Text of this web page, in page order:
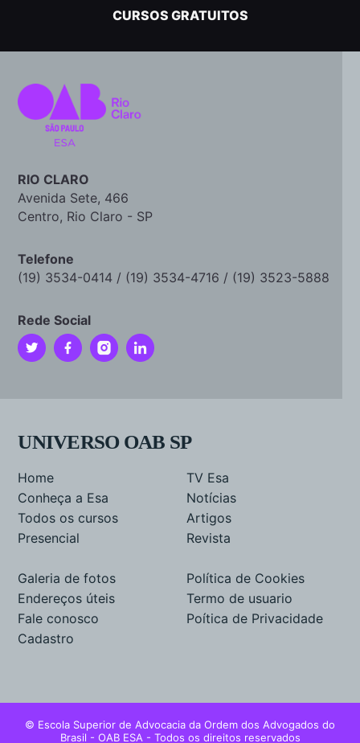
CURSOS GRATUITOS
RIO CLARO
Avenida Sete, 466
Centro, Rio Claro - SP
Telefone
(19) 3534-0414 / (19) 3534-4716 / (19) 3523-5888
Rede Social
UNIVERSO OAB SP
Home
Conheça a Esa
Todos os cursos
Presencial
TV Esa
Notícias
Artigos
Revista
Galeria de fotos
Endereços úteis
Fale conosco
Cadastro
Política de Cookies
Termo de usuario
Poítica de Privacidade
© Escola Superior de Advocacia da Ordem dos Advogados do
Brasil - OAB ESA - Todos os direitos reservados